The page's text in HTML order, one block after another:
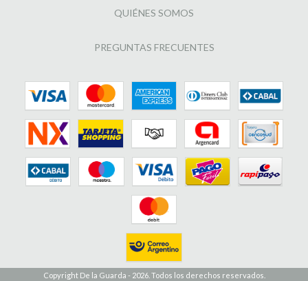
QUIÉNES SOMOS
PREGUNTAS FRECUENTES
Copyright De la Guarda - 2026. Todos los derechos reservados.